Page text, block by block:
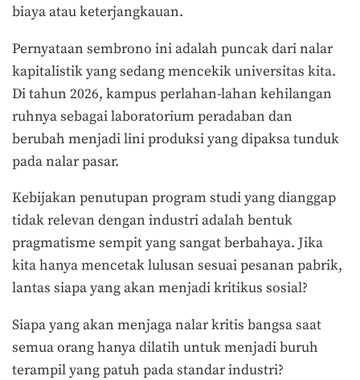
biaya atau keterjangkauan.
Pernyataan sembrono ini adalah puncak dari nalar
kapitalistik yang sedang mencekik universitas kita.
Di tahun 2026, kampus perlahan-lahan kehilangan
ruhnya sebagai laboratorium peradaban dan
berubah menjadi lini produksi yang dipaksa tunduk
pada nalar pasar.
Kebijakan penutupan program studi yang dianggap
tidak relevan dengan industri adalah bentuk
pragmatisme sempit yang sangat berbahaya. Jika
kita hanya mencetak lulusan sesuai pesanan pabrik,
lantas siapa yang akan menjadi kritikus sosial?
Siapa yang akan menjaga nalar kritis bangsa saat
semua orang hanya dilatih untuk menjadi buruh
terampil yang patuh pada standar industri?